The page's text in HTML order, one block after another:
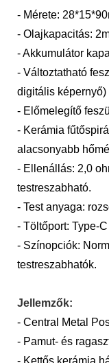
- Mérete:
- Olajkapacitás:
- Akkumulátor
- Változtatható
digitális képernyő)
- Előmelegítő
- Kerámia
alacsonyabb
- Ellenállás: 2,0
testreszabható.
- Test anyaga:
- Töltőport: Type-C
- Színopciók:
testreszabhatók.
Jellemzők:
- Central Metal
- Pamut- és